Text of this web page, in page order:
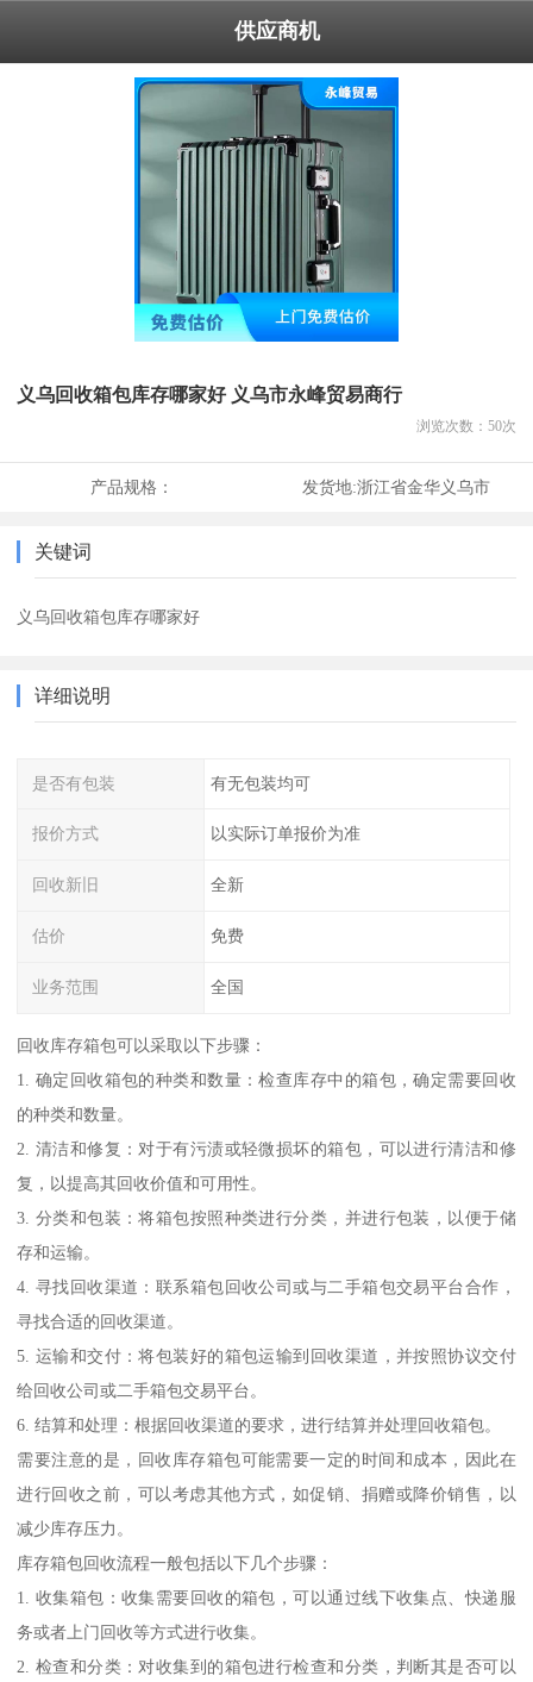
供应商机
义乌回收箱包库存哪家好 义乌市永峰贸易商行
浏览次数： 50次
产品规格： 发货地:浙江省金华义乌市
关键词
义乌回收箱包库存哪家好
详细说明
是否有包装 有无包装均可
报价方式 以实际订单报价为准
回收新旧 全新
估价 免费
业务范围 全国
回收库存箱包可以采取以下步骤：
1. 确定回收箱包的种类和数量：检查库存中的箱包，确定需要回收
的种类和数量。
2. 清洁和修复：对于有污渍或轻微损坏的箱包，可以进行清洁和修
复，以提高其回收价值和可用性。
3. 分类和包装：将箱包按照种类进行分类，并进行包装，以便于储
存和运输。
4. 寻找回收渠道：联系箱包回收公司或与二手箱包交易平台合作，
寻找合适的回收渠道。
5. 运输和交付：将包装好的箱包运输到回收渠道，并按照协议交付
给回收公司或二手箱包交易平台。
6. 结算和处理：根据回收渠道的要求，进行结算并处理回收箱包。
需要注意的是，回收库存箱包可能需要一定的时间和成本，因此在
进行回收之前，可以考虑其他方式，如促销、捐赠或降价销售，以
减少库存压力。
库存箱包回收流程一般包括以下几个步骤：
1. 收集箱包：收集需要回收的箱包，可以通过线下收集点、快递服
务或者上门回收等方式进行收集。
2. 检查和分类：对收集到的箱包进行检查和分类，判断其是否可以